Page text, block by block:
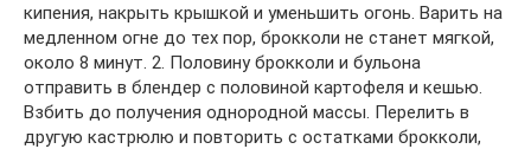
кипения, накрыть крышкой и уменьшить огонь. Варить на
медленном огне до тех пор, брокколи не станет мягкой,
около 8 минут. 2. Половину брокколи и бульона
отправить в блендер с половиной картофеля и кешью.
Взбить до получения однородной массы. Перелить в
другую кастрюлю и повторить с остатками брокколи,